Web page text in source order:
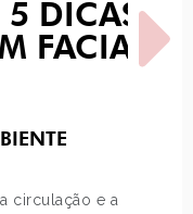
5 DICAS
FACIAL
circulação e a
POST